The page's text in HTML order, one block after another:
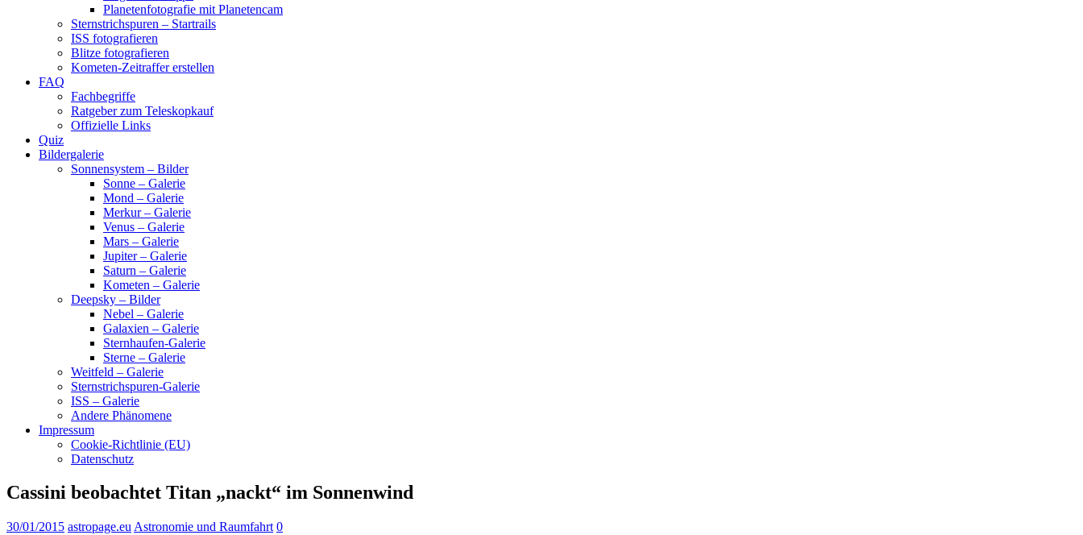
Planetenfotografie mit Planetencam
Sternstrichspuren – Startrails
ISS fotografieren
Blitze fotografieren
Kometen-Zeitraffer erstellen
FAQ
Fachbegriffe
Ratgeber zum Teleskopkauf
Offizielle Links
Quiz
Bildergalerie
Sonnensystem – Bilder
Sonne – Galerie
Mond – Galerie
Merkur – Galerie
Venus – Galerie
Mars – Galerie
Jupiter – Galerie
Saturn – Galerie
Kometen – Galerie
Deepsky – Bilder
Nebel – Galerie
Galaxien – Galerie
Sternhaufen-Galerie
Sterne – Galerie
Weitfeld – Galerie
Sternstrichspuren-Galerie
ISS – Galerie
Andere Phänomene
Impressum
Cookie-Richtlinie (EU)
Datenschutz
Cassini beobachtet Titan „nackt“ im Sonnenwind
30/01/2015 astropage.eu Astronomie und Raumfahrt 0